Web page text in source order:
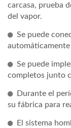
carcasa, prueba
del vapor.
Se puede
automáticamente
Se puede
completos junto
Durante el
su fábrica para
El sistema